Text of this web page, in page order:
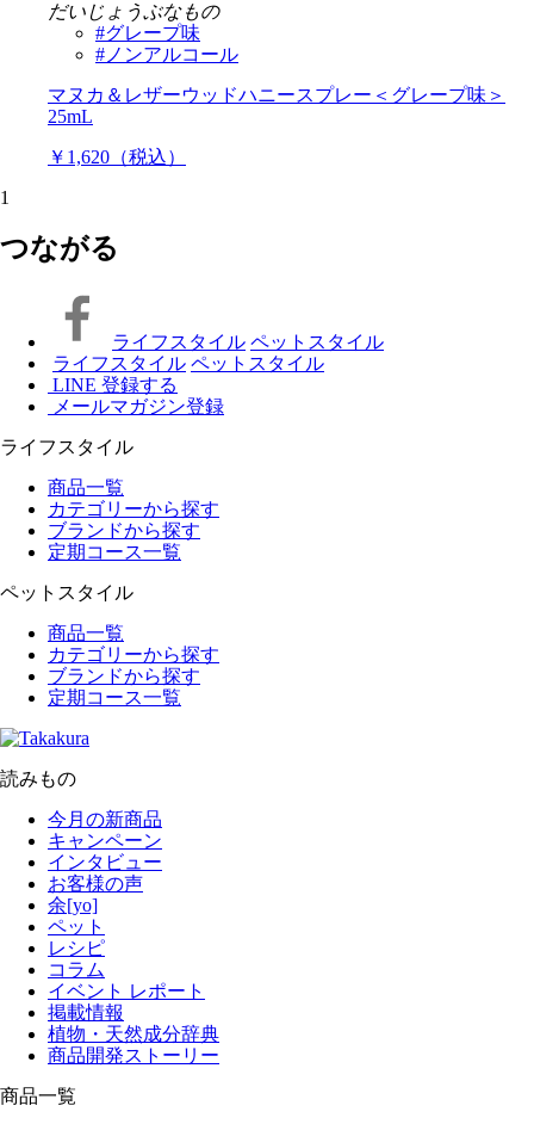
だいじょうぶなもの
#グレープ味
#ノンアルコール
マヌカ＆レザーウッドハニースプレー＜グレープ味＞
25mL
￥1,620（税込）
1
つながる
ライフスタイル ペットスタイル
ライフスタイル ペットスタイル
LINE 登録する
メールマガジン登録
ライフスタイル
商品一覧
カテゴリーから探す
ブランドから探す
定期コース一覧
ペットスタイル
商品一覧
カテゴリーから探す
ブランドから探す
定期コース一覧
読みもの
今月の新商品
キャンペーン
インタビュー
お客様の声
余[yo]
ペット
レシピ
コラム
イベント レポート
掲載情報
植物・天然成分辞典
商品開発ストーリー
商品一覧